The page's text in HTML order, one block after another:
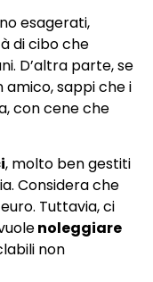
esagerati,
di cibo che
D’altra parte, se
amico, sappi che i
con cene che
, molto ben gestiti
Considera che
Tuttavia, ci
noleggiare
non